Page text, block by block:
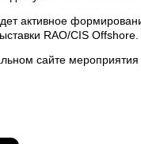
активное
RAO/CIS Offshore.
сайте мероприятия